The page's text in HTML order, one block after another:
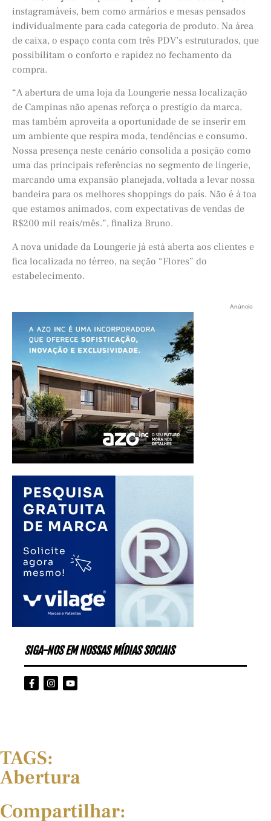
instagramáveis, bem como armários e mesas pensados
individualmente para cada categoria de produto. Na área
de caixa, o espaço conta com três PDV’s estruturados, que
possibilitam o conforto e rapidez no fechamento da
compra.
“A abertura de uma loja da Loungerie nessa localização
de Campinas não apenas reforça o prestígio da marca,
mas também aproveita a oportunidade de se inserir em
um ambiente que respira moda, tendências e consumo.
Nossa presença neste cenário consolida a posição como
uma das principais referências no segmento de lingerie,
marcando uma expansão planejada, voltada a levar nossa
bandeira para os melhores shoppings do país. Não é à toa
que estamos animados, com expectativas de vendas de
R$200 mil reais/mês.”, finaliza Bruno.
A nova unidade da Loungerie já está aberta aos clientes e
fica localizada no térreo, na seção “Flores” do
estabelecimento.
Anúncio
SIGA-NOS EM NOSSAS MÍDIAS SOCIAIS
TAGS:
Abertura
Compartilhar: